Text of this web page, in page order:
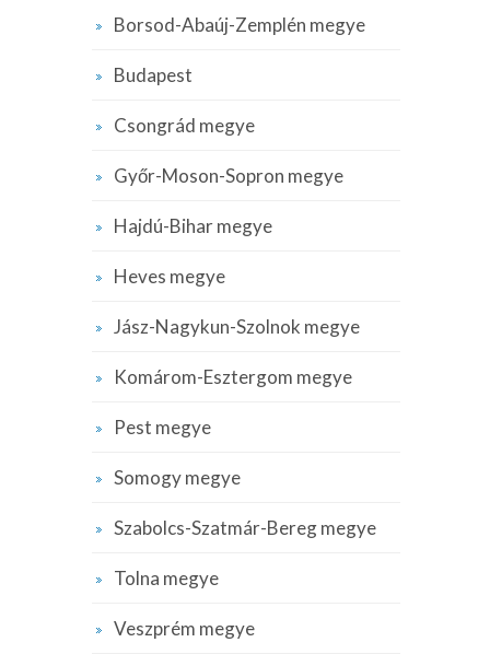
Borsod-Abaúj-Zemplén megye
Budapest
Csongrád megye
Győr-Moson-Sopron megye
Hajdú-Bihar megye
Heves megye
Jász-Nagykun-Szolnok megye
Komárom-Esztergom megye
Pest megye
Somogy megye
Szabolcs-Szatmár-Bereg megye
Tolna megye
Veszprém megye